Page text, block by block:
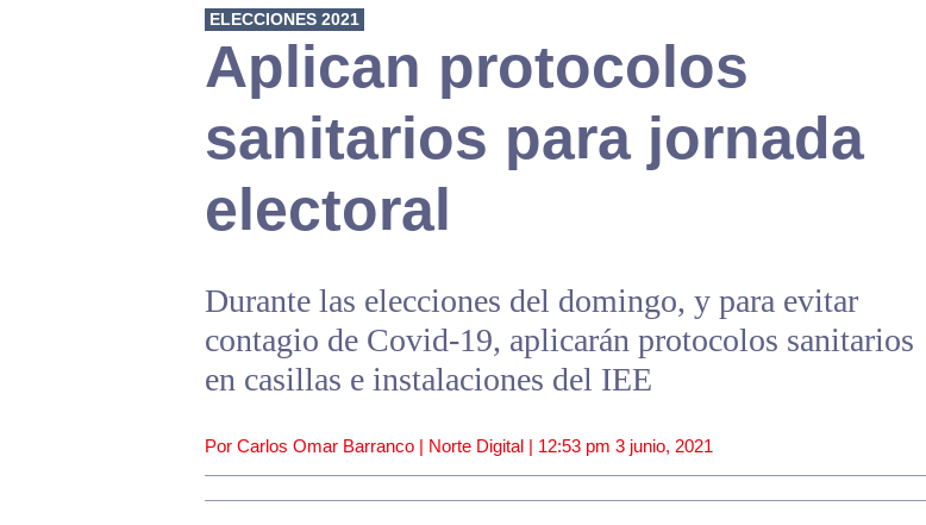
ELECCIONES 2021
Aplican protocolos
sanitarios para jornada
electoral
Durante las elecciones del domingo, y para evitar
contagio de Covid-19, aplicarán protocolos sanitarios
en casillas e instalaciones del IEE
Por Carlos Omar Barranco | Norte Digital | 12:53 pm 3 junio, 2021